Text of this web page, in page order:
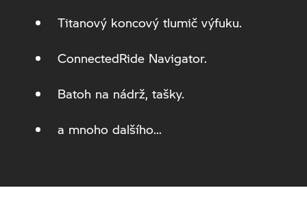
Titanový koncový tlumič výfuku.
ConnectedRide Navigator.
Batoh na nádrž, tašky.
a mnoho dalšího...